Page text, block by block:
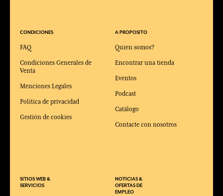
CONDICIONES
FAQ
Condiciones Generales de
Venta
Menciones Legales
Política de privacidad
Gestión de cookies
SITIOS WEB &
SERVICIOS
A PROPOSITO
Quien somos?
Encontrar una tienda
Eventos
Podcast
Catálogo
Contacte con nosotros
NOTICIAS &
OFERTAS DE
EMPLEO